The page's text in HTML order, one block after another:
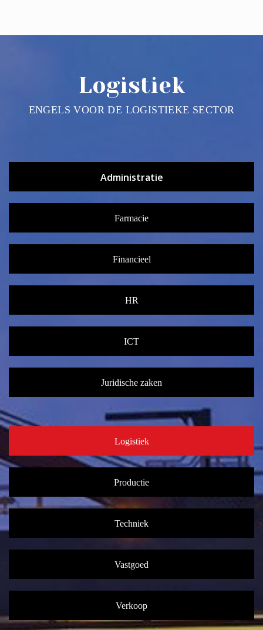
Logistiek
ENGELS VOOR DE LOGISTIEKE SECTOR
Administratie
Farmacie
Financieel
HR
ICT
Juridische zaken
Logistiek
Productie
Techniek
Vastgoed
Verkoop
Botersloot 9c, Rotterdam